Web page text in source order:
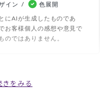
イン
色展開
にAIが生成したものであ
お客様個人の感想や意見で
のではありません。
をみる